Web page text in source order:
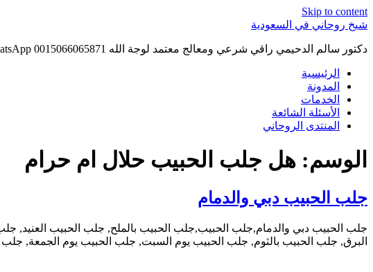
Skip to content
شيخ روحاني في السعودية
دكتور سالم الدحيمي راقي شرعي ومعالج معتمد لوجة الله 0015066065871 WhatsApp | واتس آب .
الرئيسية
المدونة
الخدمات
الأسئلة الشائعة
المنتدى الروحاني
الوسم: هل جلب الحبيب حلال ام حرام
جلب الحبيب دبي والدمام
جلب الحبيب دبي والدمام,جلب الحبيب,جلب الحبيب بالملح, جلب الحبيب العنيد,
البرق, جلب الحبيب بالثوم, جلب الحبيب يوم السبت, جلب الحبيب يوم الجمعة, جلب